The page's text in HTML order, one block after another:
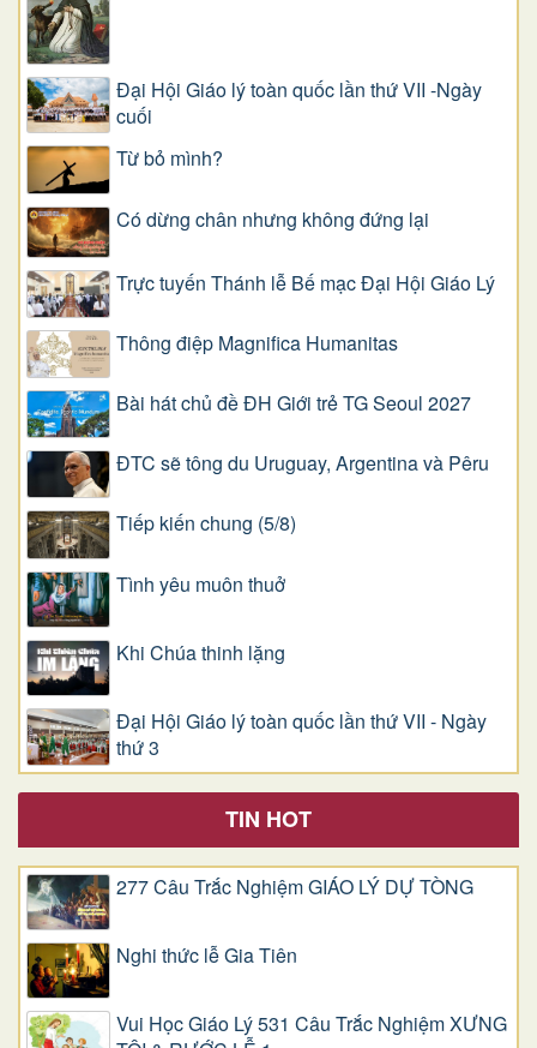
Đại Hội Giáo lý toàn quốc lần thứ VII -Ngày
cuối
Từ bỏ mình?
Có dừng chân nhưng không đứng lại
Trực tuyến Thánh lễ Bế mạc Đại Hội Giáo Lý
Thông điệp Magnifica Humanitas
Bài hát chủ đề ĐH Giới trẻ TG Seoul 2027
ĐTC sẽ tông du Uruguay, Argentina và Pêru
Tiếp kiến chung (5/8)
Tình yêu muôn thuở
Khi Chúa thinh lặng
Đại Hội Giáo lý toàn quốc lần thứ VII - Ngày
thứ 3
TIN HOT
277 Câu Trắc Nghiệm GIÁO LÝ DỰ TÒNG
Nghi thức lễ Gia Tiên
Vui Học Giáo Lý 531 Câu Trắc Nghiệm XƯNG